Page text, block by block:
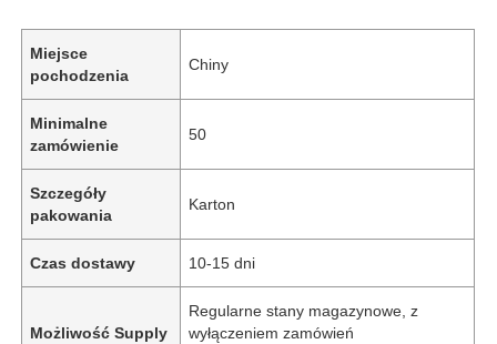
Miejsce
pochodzenia
Chiny
Minimalne
zamówienie
50
Szczegóły
pakowania
Karton
Czas dostawy 10-15 dni
Możliwość Supply
Regularne stany magazynowe, z
wyłączeniem zamówień